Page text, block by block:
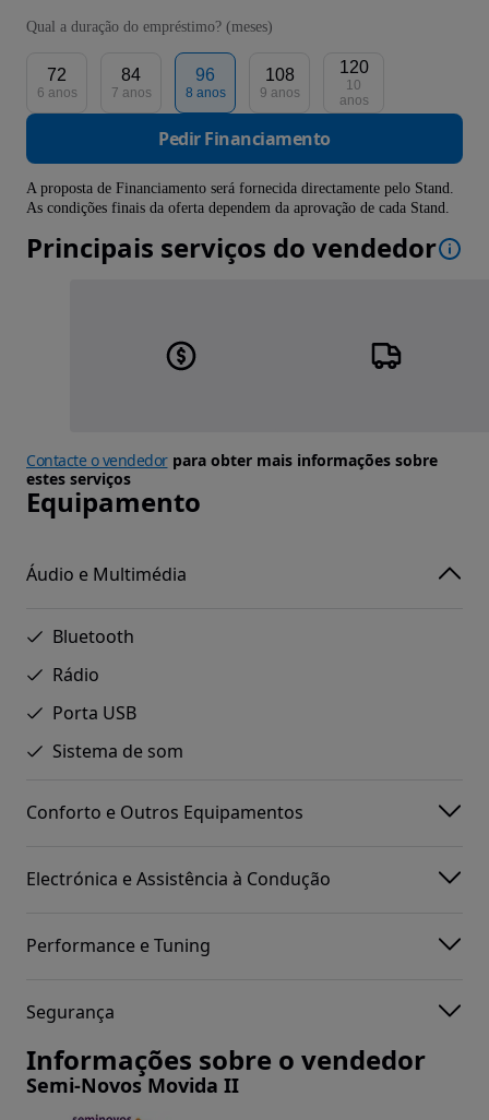
Qual a duração do empréstimo? (meses)
72
6 anos
84
7 anos
96
8 anos
108
9 anos
120
10
anos
Pedir Financiamento
A proposta de Financiamento será fornecida directamente pelo Stand.
As condições finais da oferta dependem da aprovação de cada Stand.
Principais serviços do vendedor
Contacte o vendedorpara obter mais informações sobre
estes serviços
Equipamento
Áudio e Multimédia
Bluetooth
Rádio
Porta USB
Sistema de som
Conforto e Outros Equipamentos
Electrónica e Assistência à Condução
Performance e Tuning
Segurança
Informações sobre o vendedor
Semi-Novos Movida II